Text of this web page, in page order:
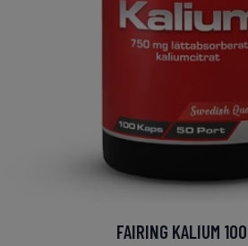
FAIRING KALIUM